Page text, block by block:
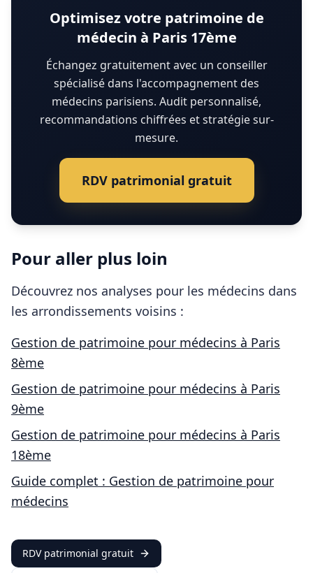
Optimisez votre patrimoine de
médecin à Paris 17ème
Échangez gratuitement avec un conseiller
spécialisé dans l'accompagnement des
médecins parisiens. Audit personnalisé,
recommandations chiffrées et stratégie sur-
mesure.
RDV patrimonial gratuit
Pour aller plus loin
Découvrez nos analyses pour les médecins dans
les arrondissements voisins :
Gestion de patrimoine pour médecins à Paris
8ème
Gestion de patrimoine pour médecins à Paris
9ème
Gestion de patrimoine pour médecins à Paris
18ème
Guide complet : Gestion de patrimoine pour
médecins
RDV patrimonial gratuit